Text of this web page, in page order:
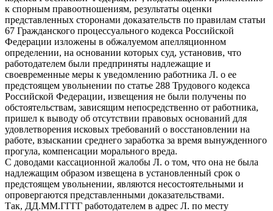
к спорным правоотношениям, результаты оценки
представленных сторонами доказательств по правилам статьи
67 Гражданского процессуального кодекса Российской
Федерации изложены в обжалуемом апелляционном
определении, на основании которых суд, установив, что
работодателем были предприняты надлежащие и
своевременные меры к уведомлению работника Л. о ее
предстоящем увольнении по статье 288 Трудового кодекса
Российской Федерации, извещения не были получены по
обстоятельствам, зависящим непосредственно от работника,
пришел к выводу об отсутствии правовых оснований для
удовлетворения исковых требований о восстановлении на
работе, взыскании среднего заработка за время вынужденного
прогула, компенсации морального вреда.
С доводами кассационной жалобы Л. о том, что она не была
надлежащим образом извещена в установленный срок о
предстоящем увольнении, являются несостоятельными и
опровергаются представленными доказательствами.
Так, ДД.ММ.ГГГГ работодателем в адрес Л. по месту